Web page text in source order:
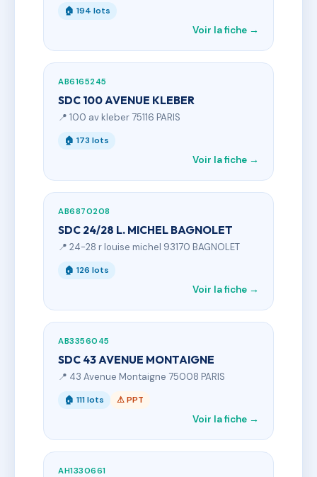
🏠 194 lots
Voir la fiche →
AB6165245
SDC 100 AVENUE KLEBER
📍 100 av kleber 75116 PARIS
🏠 173 lots
Voir la fiche →
AB6870208
SDC 24/28 L. MICHEL BAGNOLET
📍 24-28 r louise michel 93170 BAGNOLET
🏠 126 lots
Voir la fiche →
AB3356045
SDC 43 AVENUE MONTAIGNE
📍 43 Avenue Montaigne 75008 PARIS
🏠 111 lots ⚠ PPT
Voir la fiche →
AH1330661